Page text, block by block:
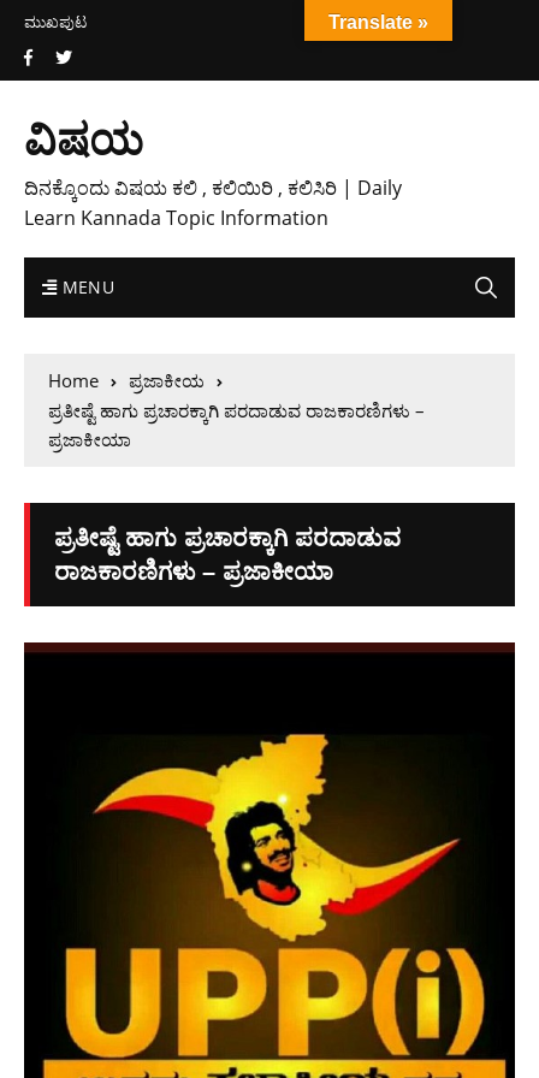
ಮುಖಪುಟ
ವಿಷಯ
ದಿನಕ್ಕೊಂದು ವಿಷಯ ಕಲಿ , ಕಲಿಯಿರಿ , ಕಲಿಸಿರಿ | Daily
Learn Kannada Topic Information
MENU
Home
ಪ್ರಜಾಕೀಯ
ಪ್ರತೀಷ್ಟೆ ಹಾಗು ಪ್ರಚಾರಕ್ಕಾಗಿ ಪರದಾಡುವ ರಾಜಕಾರಣಿಗಳು –
ಪ್ರಜಾಕೀಯಾ
ಪ್ರತೀಷ್ಟೆ ಹಾಗು ಪ್ರಚಾರಕ್ಕಾಗಿ ಪರದಾಡುವ
ರಾಜಕಾರಣಿಗಳು – ಪ್ರಜಾಕೀಯಾ
Translate »